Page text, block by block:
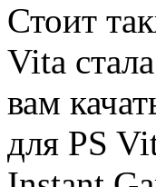
Стоит
Vita
вам
для PS